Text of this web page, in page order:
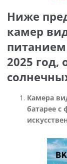
Ниже
камер
2025 год,
Камера
батарее с